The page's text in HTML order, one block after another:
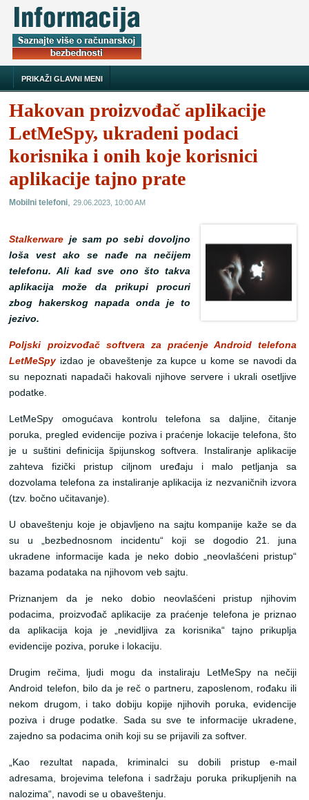
PRIKAŽI GLAVNI MENI
Hakovan proizvođač aplikacije
LetMeSpy, ukradeni podaci
korisnika i onih koje korisnici
aplikacije tajno prate
Mobilni telefoni,29.06.2023, 10:00 AM
Stalkerware je sam po sebi dovoljno
loša vest ako se nađe na nečijem
telefonu. Ali kad sve ono što takva
aplikacija može da prikupi procuri
zbog hakerskog napada onda je to
jezivo.
Poljski proizvođač softvera za praćenje Android telefona
LetMeSpyizdao je obaveštenje za kupce u kome se navodi da
su nepoznati napadači hakovali njihove servere i ukrali osetljive
podatke.
LetMeSpy omogućava kontrolu telefona sa daljine, čitanje
poruka, pregled evidencije poziva i praćenje lokacije telefona, što
je u suštini definicija špijunskog softvera. Instaliranje aplikacije
zahteva fizički pristup ciljnom uređaju i malo petljanja sa
dozvolama telefona za instaliranje aplikacija iz nezvaničnih izvora
(tzv. bočno učitavanje).
U obaveštenju koje je objavljeno na sajtu kompanije kaže se da
su u „bezbednosnom incidentu“ koji se dogodio 21. juna
ukradene informacije kada je neko dobio „neovlašćeni pristup“
bazama podataka na njihovom veb sajtu.
Priznanjem da je neko dobio neovlašćeni pristup njihovim
podacima, proizvođač aplikacije za praćenje telefona je priznao
da aplikacija koja je „nevidljiva za korisnika“ tajno prikuplja
evidencije poziva, poruke i lokaciju.
Drugim rečima, ljudi mogu da instaliraju LetMeSpy na nečiji
Android telefon, bilo da je reč o partneru, zaposlenom, rođaku ili
nekom drugom, i tako dobiju kopije njihovih poruka, evidencije
poziva i druge podatke. Sada su sve te informacije ukradene,
zajedno sa podacima onih koji su se prijavili za softver.
„Kao rezultat napada, kriminalci su dobili pristup e-mail
adresama, brojevima telefona i sadržaju poruka prikupljenih na
nalozima“, navodi se u obaveštenju.